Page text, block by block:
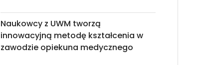
Naukowcy z UWM tworzą
innowacyjną metodę kształcenia w
zawodzie opiekuna medycznego